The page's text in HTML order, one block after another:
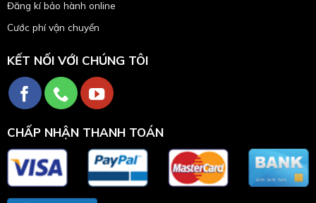
Đăng kí bảo hành online
Cước phí vận chuyển
KẾT NỐI VỚI CHÚNG TÔI
CHẤP NHẬN THANH TOÁN